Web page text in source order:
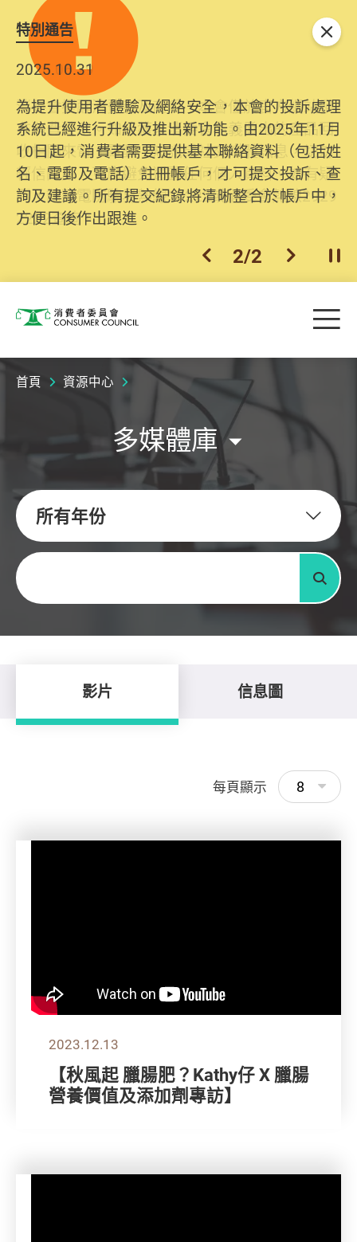
特別通告
2025.10.31
為提升使用者體驗及網絡安全，本會的投訴處理
系統已經進行升級及推出新功能。由2025年11月
10日起，消費者需要提供基本聯絡資料（包括姓
名、電郵及電話）註冊帳戶，才可提交投訴、查
詢及建議。所有提交紀錄將清晰整合於帳戶中，
方便日後作出跟進。
上一個
2/2 下一個開
關閉
消費者委員會 目
首頁 資源中心
多媒體庫
所有年份
關鍵字
搜尋
影片 信息圖
每頁顯示 8
2023.12.13
【秋風起 臘腸肥？Kathy仔 X 臘腸
營養價值及添加劑專訪】